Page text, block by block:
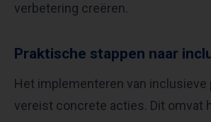
verbetering creëren.​
Praktische stappen naar
Het implementeren van inclusieve
vereist concrete acties. Dit omvat